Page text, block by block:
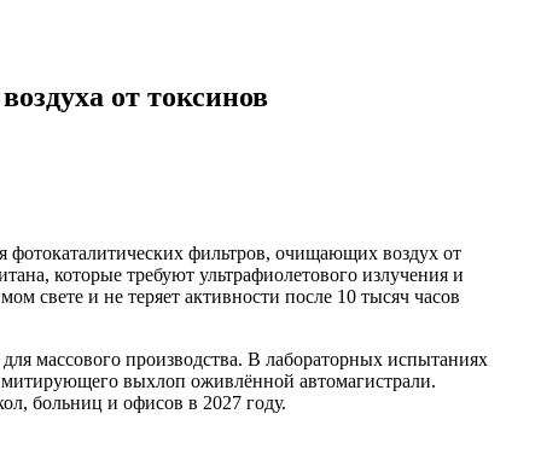
от токсинов
фильтров, очищающих воздух от
которые требуют ультрафиолетового излучения и
свете и не теряет активности после 10 тысяч часов
массового производства. В лабораторных испытаниях
выхлоп оживлённой автомагистрали.
больниц и офисов в 2027 году.